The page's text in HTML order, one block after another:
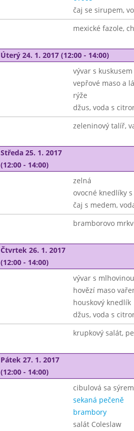
čaj se sirupem,
mexické fazole,
Úterý 24. 1. 2017 (12:00 - 14:00)
vývar s kuskusem
vepřové maso a
rýže
džus, voda s
zeleninový talíř,
Středa 25. 1. 2017
(12:00 - 14:00)
zelná
ovocné knedlíky
čaj s medem,
bramborovo
Čtvrtek 26. 1. 2017
(12:00 - 14:00)
vývar s mlhovinou
hovězí maso
houskový knedlík
džus, voda s
krupkový salát,
Pátek 27. 1. 2017
(12:00 - 14:00)
cibulová sa sýrem
sekaná pečeně
brambory
salát Coleslaw